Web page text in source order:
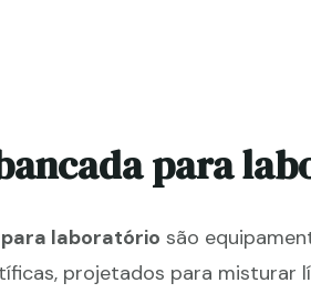
para
laboratório são
projetados para misturar